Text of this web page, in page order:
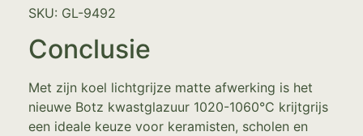
SKU: GL-9492
Conclusie
Met zijn koel lichtgrijze matte afwerking is het
nieuwe Botz kwastglazuur 1020-1060°C krijtgrijs
een ideale keuze voor keramisten, scholen en